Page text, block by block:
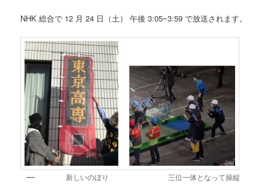
NHK 総合で 12 ⽉ 24 ⽇（⼟） 午後 3:05~3:59 で放送されます。
新しいのぼり 三位⼀体となって操縦